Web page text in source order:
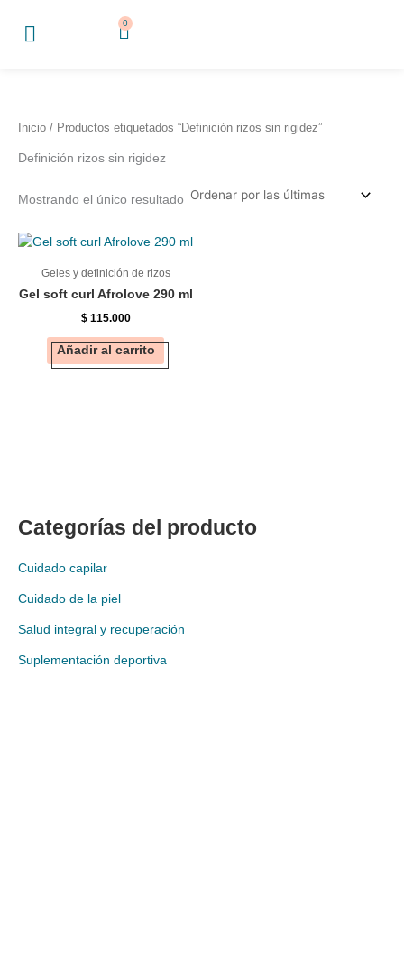
0
Cart
Categorías del producto
Cuidado capilar
Cuidado de la piel
Salud integral y recuperación
Suplementación deportiva
Inicio / Productos etiquetados “Definición rizos sin rigidez”
Definición rizos sin rigidez
Mostrando el único resultado
Geles y definición de rizos
Gel soft curl Afrolove 290 ml
$115.000
Añadir al carrito